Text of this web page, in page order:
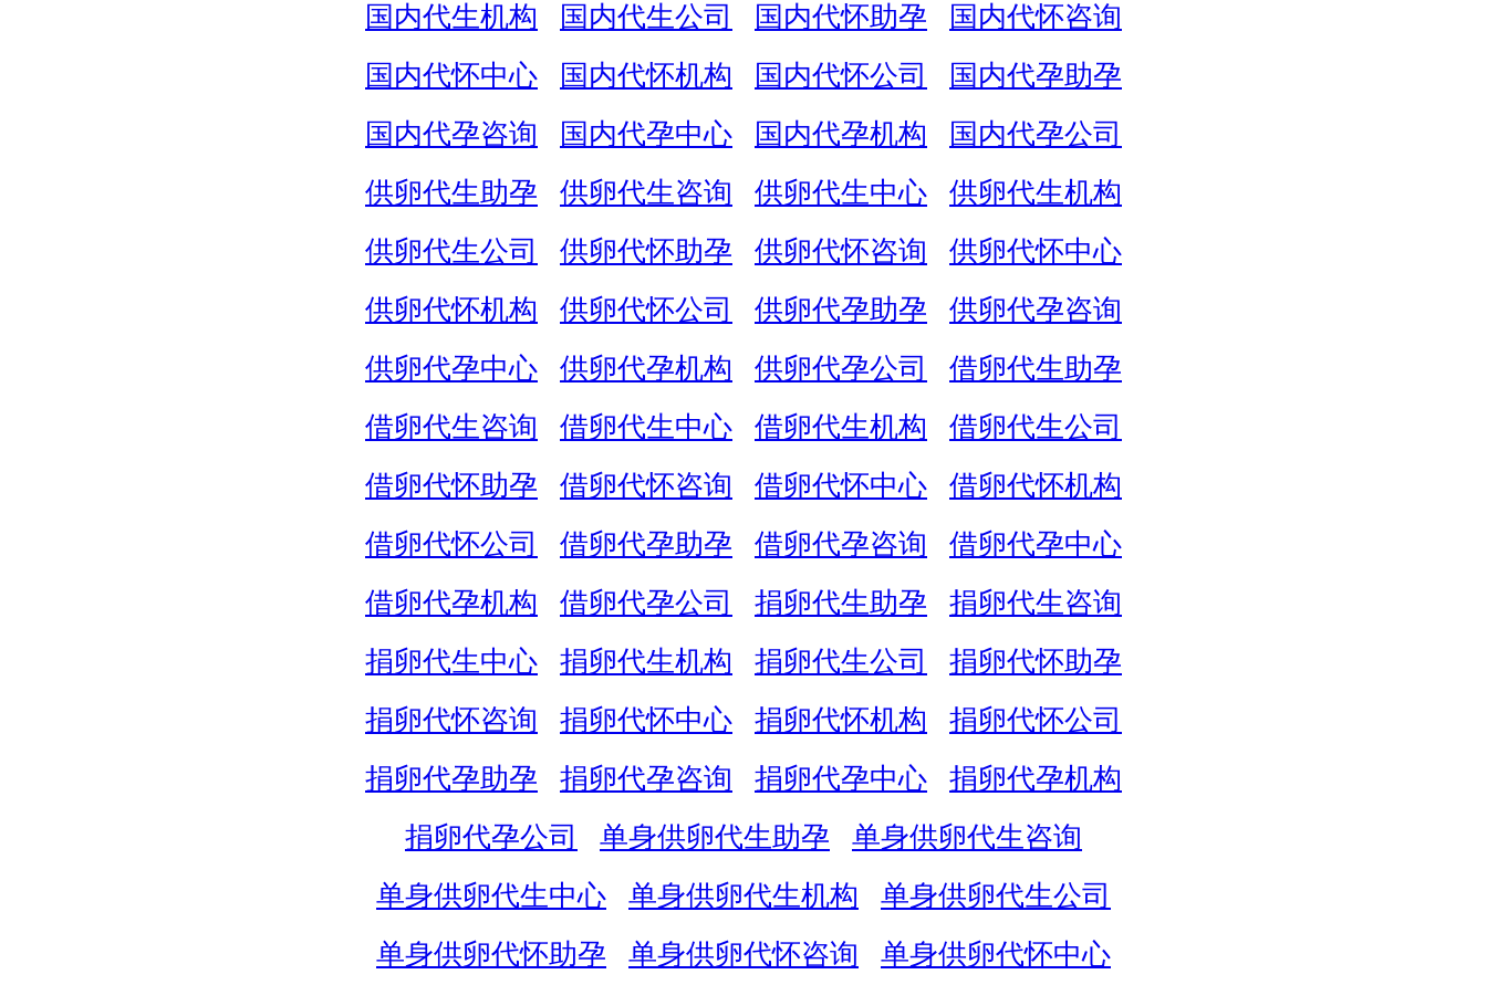
国内代生机构
国内代生公司 国内代怀助孕
国内代怀咨询
国内代怀中心
国内代怀机构 国内代怀公司
国内代孕助孕
国内代孕咨询
国内代孕中心 国内代孕机构
国内代孕公司
供卵代生助孕
供卵代生咨询 供卵代生中心
供卵代生机构
供卵代生公司
供卵代怀助孕 供卵代怀咨询
供卵代怀中心
供卵代怀机构
供卵代怀公司 供卵代孕助孕
供卵代孕咨询
供卵代孕中心
供卵代孕机构 供卵代孕公司
借卵代生助孕
借卵代生咨询
借卵代生中心 借卵代生机构
借卵代生公司
借卵代怀助孕
借卵代怀咨询 借卵代怀中心
借卵代怀机构
借卵代怀公司
借卵代孕助孕 借卵代孕咨询
借卵代孕中心
借卵代孕机构
借卵代孕公司 捐卵代生助孕
捐卵代生咨询
捐卵代生中心
捐卵代生机构 捐卵代生公司
捐卵代怀助孕
捐卵代怀咨询
捐卵代怀中心 捐卵代怀机构
捐卵代怀公司
捐卵代孕助孕
捐卵代孕咨询 捐卵代孕中心
捐卵代孕机构
捐卵代孕公司
单身供卵代生助孕
单身供卵代生咨询
单身供卵代生中心
单身供卵代生机构
单身供卵代生公司
单身供卵代怀助孕
单身供卵代怀咨询
单身供卵代怀中心